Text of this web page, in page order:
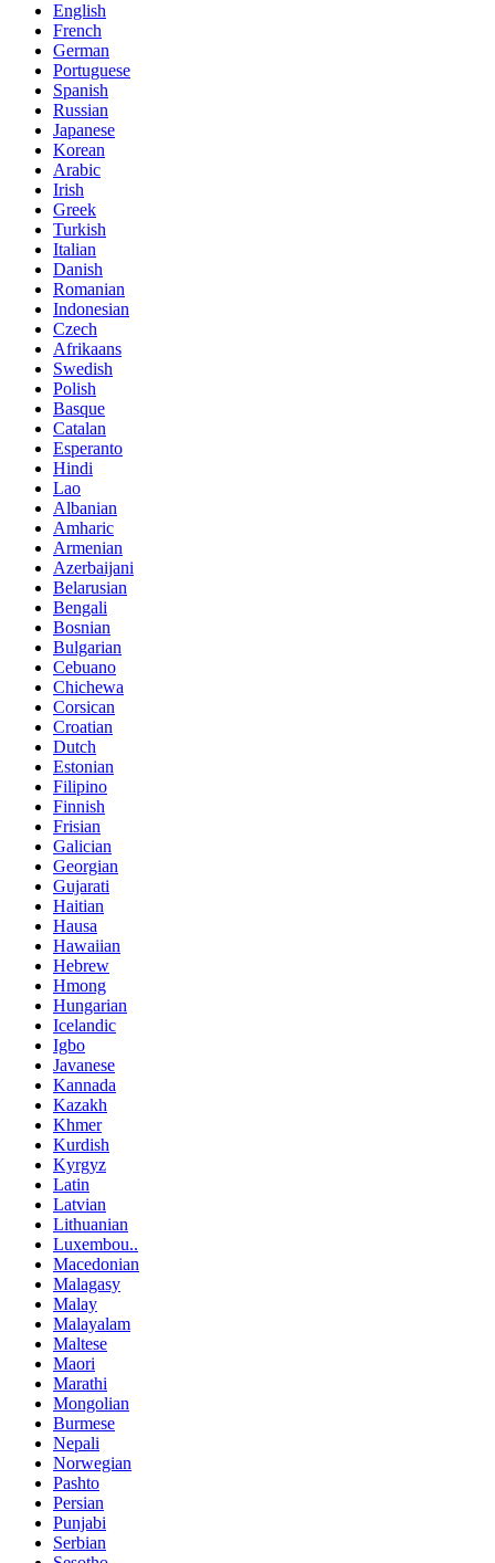
English
French
German
Portuguese
Spanish
Russian
Japanese
Korean
Arabic
Irish
Greek
Turkish
Italian
Danish
Romanian
Indonesian
Czech
Afrikaans
Swedish
Polish
Basque
Catalan
Esperanto
Hindi
Lao
Albanian
Amharic
Armenian
Azerbaijani
Belarusian
Bengali
Bosnian
Bulgarian
Cebuano
Chichewa
Corsican
Croatian
Dutch
Estonian
Filipino
Finnish
Frisian
Galician
Georgian
Gujarati
Haitian
Hausa
Hawaiian
Hebrew
Hmong
Hungarian
Icelandic
Igbo
Javanese
Kannada
Kazakh
Khmer
Kurdish
Kyrgyz
Latin
Latvian
Lithuanian
Luxembou..
Macedonian
Malagasy
Malay
Malayalam
Maltese
Maori
Marathi
Mongolian
Burmese
Nepali
Norwegian
Pashto
Persian
Punjabi
Serbian